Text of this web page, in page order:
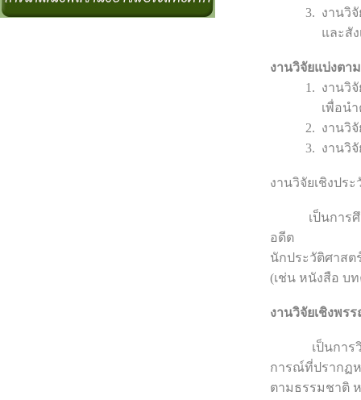
3. งานวิจัยเชิ
และสังเกตผ
งานวิจัยแบ่งตา
1. งานวิจัยเชิ
เพื่อนำควา
2. งานวิจัยเชิ
3. งานวิจัยเชิ
งานวิจัยเชิงปร
เป็นการศึกษ
อดีต
นักประวัติศาสต
(เช่น หนังสือ บ
งานวิจัยเชิงพร
เป็นการวิจัย
การณ์ที่ปรากฏห
ตามธรรมชาติ